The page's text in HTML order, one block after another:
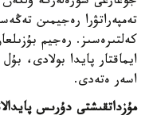
تەمپەراتۋرا رەجيمىن
كەلتىرەسىز. رەجيم
ايماقتار پايدا بولادى،
اسەر ەتەدى.
مۇزداتقىشتى دۇرىس